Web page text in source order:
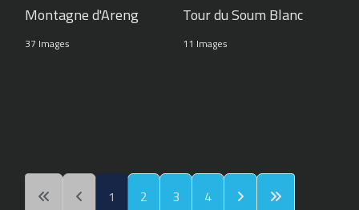
Montagne d'Areng
37 Images
Tour du Soum Blanc
11 Images
1 2 3 4